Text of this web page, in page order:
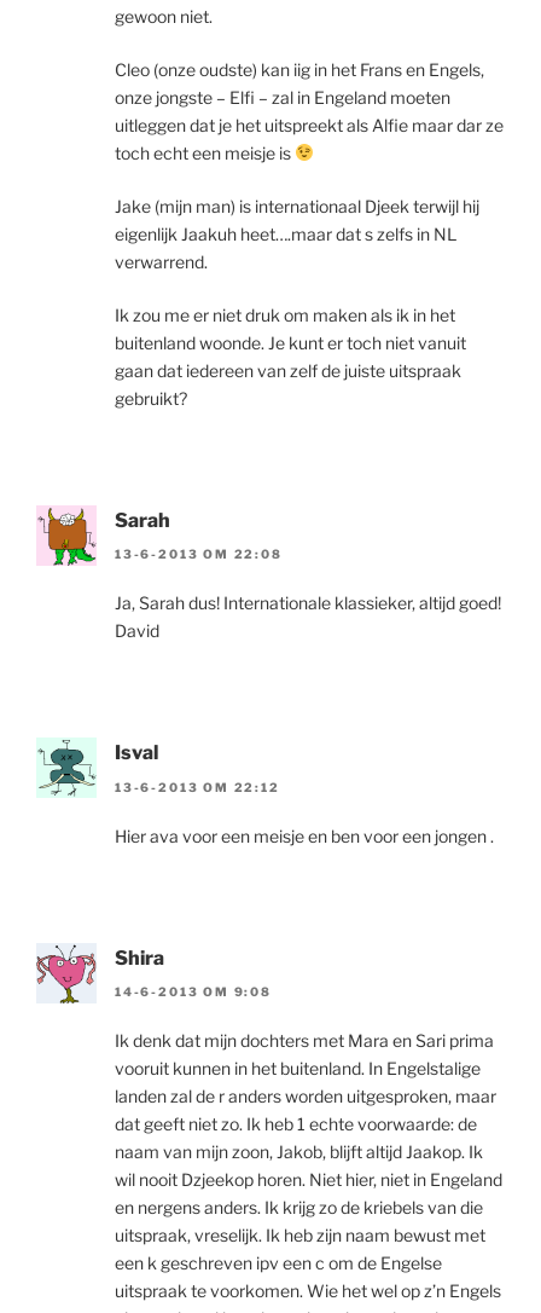
gewoon niet.
Cleo (onze oudste) kan iig in het Frans en Engels,
onze jongste – Elfi – zal in Engeland moeten
uitleggen dat je het uitspreekt als Alfie maar dar ze
toch echt een meisje is
Jake (mijn man) is internationaal Djeek terwijl hij
eigenlijk Jaakuh heet….maar dat s zelfs in NL
verwarrend.
Ik zou me er niet druk om maken als ik in het
buitenland woonde. Je kunt er toch niet vanuit
gaan dat iedereen van zelf de juiste uitspraak
gebruikt?
Sarah
13-6-2013 OM 22:08
Ja, Sarah dus! Internationale klassieker, altijd goed!
David
Isval
13-6-2013 OM 22:12
Hier ava voor een meisje en ben voor een jongen .
Shira
14-6-2013 OM 9:08
Ik denk dat mijn dochters met Mara en Sari prima
vooruit kunnen in het buitenland. In Engelstalige
landen zal de r anders worden uitgesproken, maar
dat geeft niet zo. Ik heb 1 echte voorwaarde: de
naam van mijn zoon, Jakob, blijft altijd Jaakop. Ik
wil nooit Dzjeekop horen. Niet hier, niet in Engeland
en nergens anders. Ik krijg zo de kriebels van die
uitspraak, vreselijk. Ik heb zijn naam bewust met
een k geschreven ipv een c om de Engelse
uitspraak te voorkomen. Wie het wel op z’n Engels